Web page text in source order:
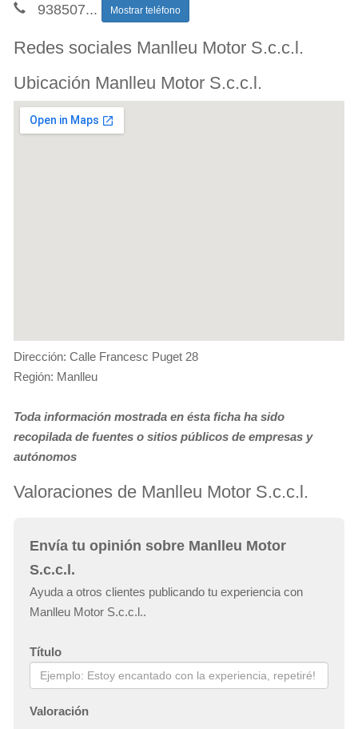
938507... Mostrar teléfono
Redes sociales Manlleu Motor S.c.c.l.
Ubicación Manlleu Motor S.c.c.l.
Dirección: Calle Francesc Puget 28
Región: Manlleu
Toda información mostrada en ésta ficha ha sido
recopilada de fuentes o sitios públicos de empresas y
autónomos
Valoraciones de Manlleu Motor S.c.c.l.
Envía tu opinión sobre Manlleu Motor
S.c.c.l.
Ayuda a otros clientes publicando tu experiencia con
Manlleu Motor S.c.c.l..
Título
Valoración